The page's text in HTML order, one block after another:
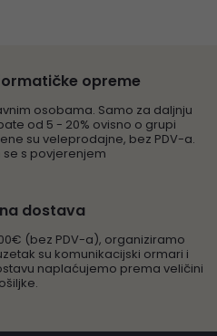
opreme
osobama. Samo za daljnju
od 5 - 20% ovisno o grupi
su veleprodajne, bez PDV-a.
s povjerenjem
dostava
(bez PDV-a), organiziramo
su komunikacijski ormari i
naplaćujemo prema veličini